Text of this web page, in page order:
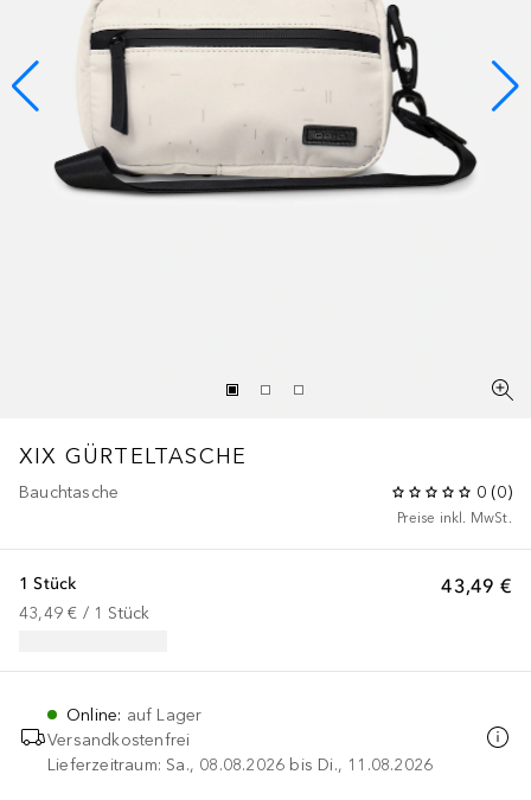
XIX GÜRTELTASCHE
Bauchtasche 0 (0)
Preise inkl. MwSt.
43,49 €
1 Stück
43,49 € / 1 Stück
Online: auf Lager
Versandkostenfrei
Lieferzeitraum: Sa., 08.08.2026 bis Di., 11.08.2026